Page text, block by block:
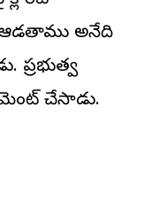
ఆడతాము అనేది
ప్రభుత్వ
చేసాడు.